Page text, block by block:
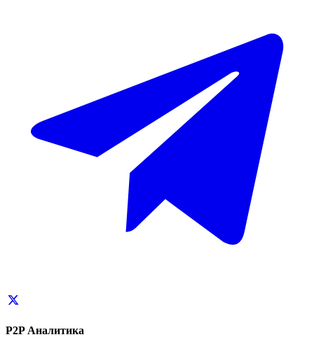
P2P Аналитика